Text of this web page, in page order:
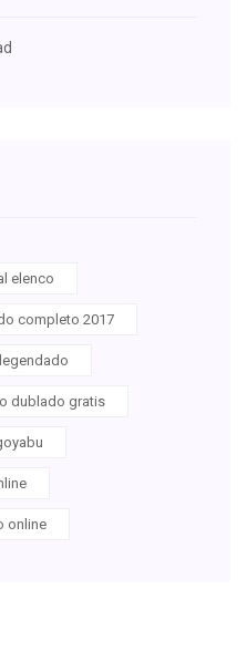
elenco
completo 2017
dublado gratis
online